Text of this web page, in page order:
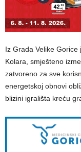
Iz Grada Velike
Kolara, smješteno
zatvoreno za sve
energetskoj obnovi
blizini igrališta kreću